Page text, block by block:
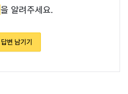
을 알려주세요.
답변 남기기